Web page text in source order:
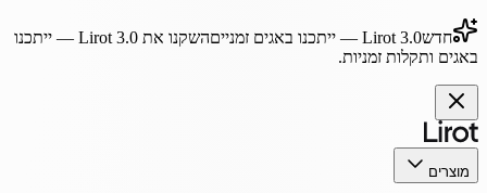
חדשLirot 3.0 — ייתכנו באגים זמנייםהשקנו את Lirot 3.0— ייתכנו
באגים ותקלות זמניות.
מוצרים